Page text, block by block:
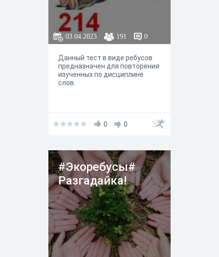
03.04.2023 191 0
Данный тест в виде ребусов
предназначен для повторения
изученных по дисциплине
слов.
0 0
#Экоребусы#
Разгадайка!